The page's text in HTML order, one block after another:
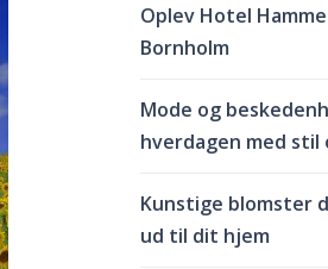
Oplev Hotel
Bornholm
Mode og
hverdagen med stil
Kunstige blomster
ud til dit hjem